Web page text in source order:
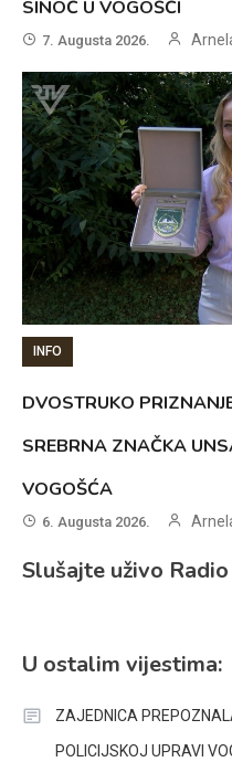
SINOĆ U VOGOŠĆI
7. Augusta 2026.
INFO
DVOSTRUKO
SREBRNA ZNAČKA
VOGOŠĆA
6. Augusta 2026.
Slušajte uživo
U ostalim vijestima:
ZAJEDNICA
POLICIJSKOJ UPRAVI